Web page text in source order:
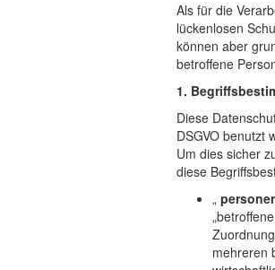
Als für die
lückenlosen
können aber
betroffene
1.
Diese
DSGVO benutzt
Um dies sicher
diese
„
mehreren